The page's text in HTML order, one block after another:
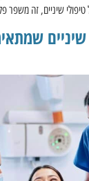
טיפולי שיניים, זה